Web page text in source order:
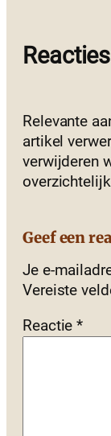
Reacties
Relevante
artikel
verwijderen
Geef een
Je e-
Vereiste
Reactie*